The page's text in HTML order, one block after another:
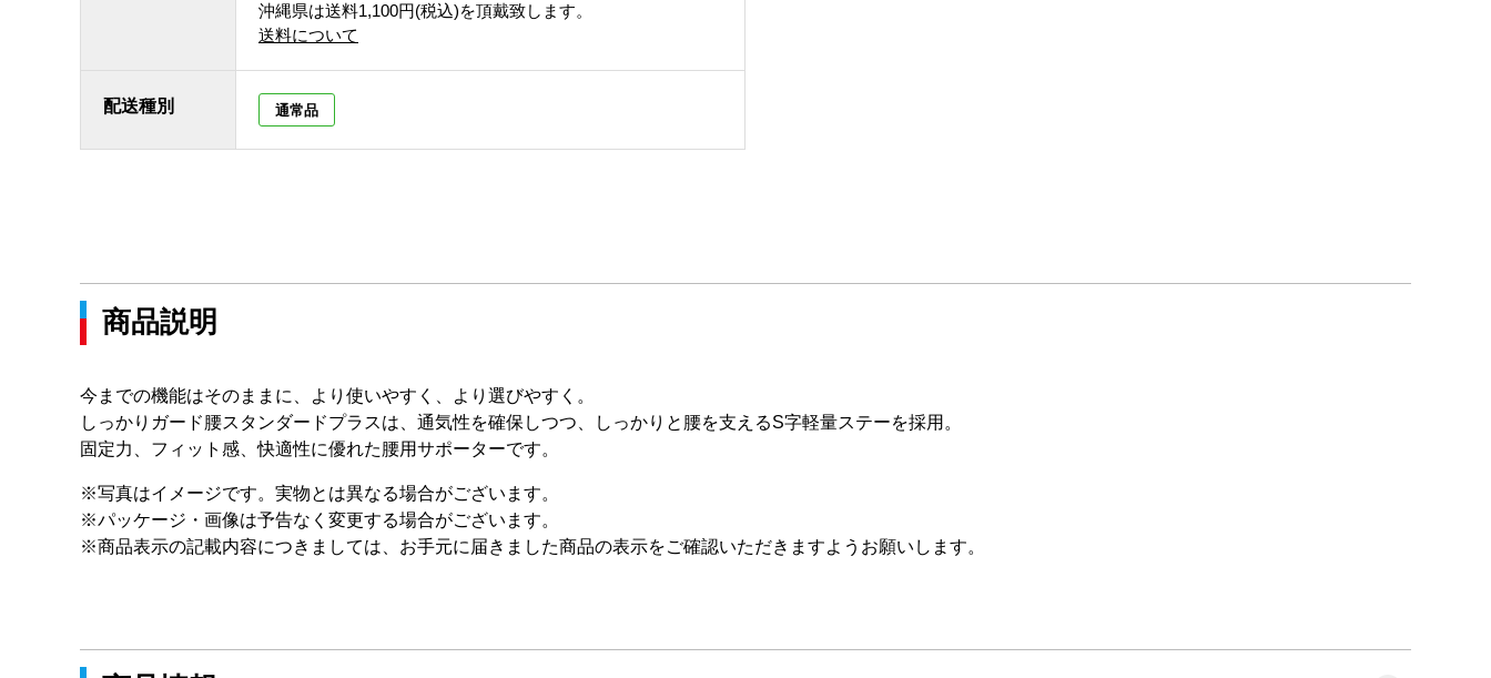
沖縄県は送料1,100円(税込)を頂戴致します。
送料について
配送種別 通常品
商品説明
今までの機能はそのままに、より使いやすく、より選びやすく。
しっかりガード腰スタンダードプラスは、通気性を確保しつつ、しっかりと腰を支えるS字軽量ステーを採用。
固定力、フィット感、快適性に優れた腰用サポーターです。
※写真はイメージです。実物とは異なる場合がございます。
※パッケージ・画像は予告なく変更する場合がございます。
※商品表示の記載内容につきましては、お手元に届きました商品の表示をご確認いただきますようお願いします。